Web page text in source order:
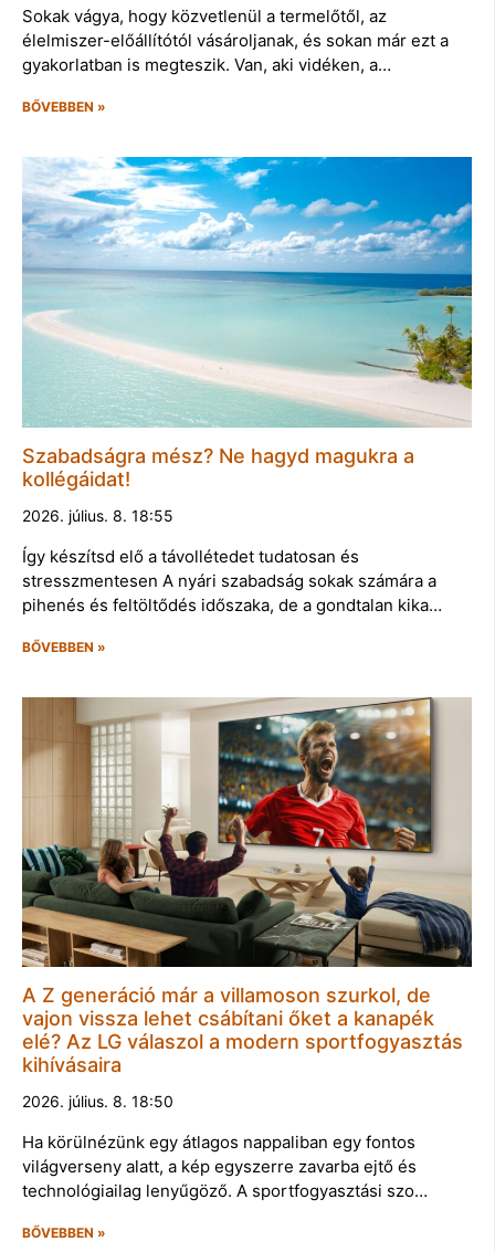
Sokak vágya, hogy közvetlenül a termelőtől, az
élelmiszer-előállítótól vásároljanak, és sokan már ezt a
gyakorlatban is megteszik. Van, aki vidéken, a…
BŐVEBBEN »
Szabadságra mész? Ne hagyd magukra a
kollégáidat!
2026. július. 8. 18:55
Így készítsd elő a távollétedet tudatosan és
stresszmentesen A nyári szabadság sokak számára a
pihenés és feltöltődés időszaka, de a gondtalan kika…
BŐVEBBEN »
A Z generáció már a villamoson szurkol, de
vajon vissza lehet csábítani őket a kanapék
elé? Az LG válaszol a modern sportfogyasztás
kihívásaira
2026. július. 8. 18:50
Ha körülnézünk egy átlagos nappaliban egy fontos
világverseny alatt, a kép egyszerre zavarba ejtő és
technológiailag lenyűgöző. A sportfogyasztási szo…
BŐVEBBEN »